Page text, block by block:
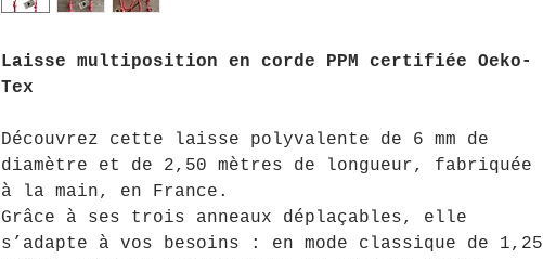
Laisse multiposition en corde PPM certifiée Oeko-
Tex
Découvrez cette laisse polyvalente de 6 mm de
diamètre et de 2,50 mètres de longueur, fabriquée
à la main, en France.
Grâce à ses trois anneaux déplaçables, elle
s’adapte à vos besoins : en mode classique de 1,25